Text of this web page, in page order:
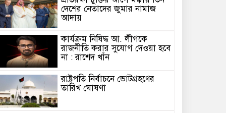
দেশের নেতাদের জুমার নামাজ
আদায়
কার্যক্রম নিষিদ্ধ আ. লীগকে
রাজনীতি করার সুযোগ দেওয়া হবে
না : রাশেদ খাঁন
রাষ্ট্রপতি নির্বাচনে ভোটগ্রহণের
তারিখ ঘোষণা